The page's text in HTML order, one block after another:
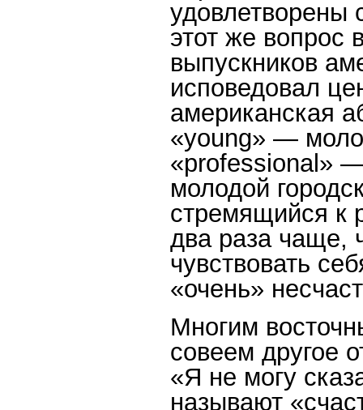
удовлетворены
этот же вопрос
выпускников
исповедовал
американская
«young» —
«professional»
молодой
стремящийся к
два раза чаще,
чувствовать
«очень»
Многим
совеем другое
«Я не могу
называют